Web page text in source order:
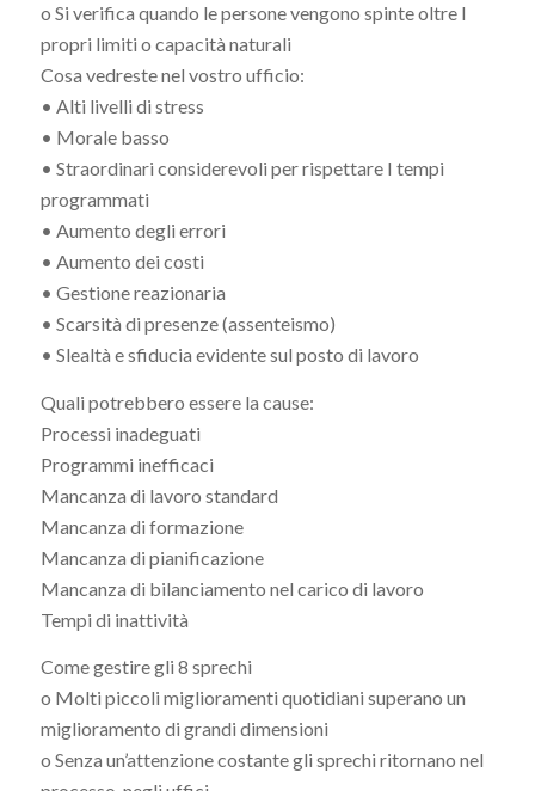
o Si verifica quando le persone vengono spinte oltre I
propri limiti o capacità naturali
Cosa vedreste nel vostro ufficio:
• Alti livelli di stress
• Morale basso
• Straordinari considerevoli per rispettare I tempi
programmati
• Aumento degli errori
• Aumento dei costi
• Gestione reazionaria
• Scarsità di presenze (assenteismo)
• Slealtà e sfiducia evidente sul posto di lavoro
Quali potrebbero essere la cause:
Processi inadeguati
Programmi inefficaci
Mancanza di lavoro standard
Mancanza di formazione
Mancanza di pianificazione
Mancanza di bilanciamento nel carico di lavoro
Tempi di inattività
Come gestire gli 8 sprechi
o Molti piccoli miglioramenti quotidiani superano un
miglioramento di grandi dimensioni
o Senza un’attenzione costante gli sprechi ritornano nel